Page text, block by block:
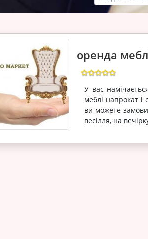
оренда
У вас
меблі напрокат і
ви можете
весілля, на